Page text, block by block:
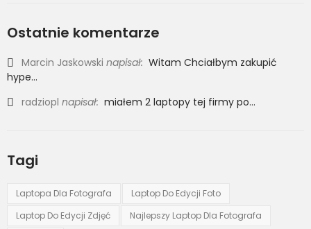
Ostatnie komentarze
Marcin Jaskowski napisał: Witam Chciałbym zakupić
hype...
radziopl napisał: miałem 2 laptopy tej firmy po...
Tagi
Laptopa Dla Fotografa
Laptop Do Edycji Foto
Laptop Do Edycji Zdjęć
Najlepszy Laptop Dla Fotografa